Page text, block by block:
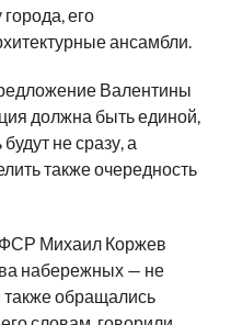
его
ансамбли.
Валентины
должна быть единой,
не сразу, а
также очередность
Михаил Коржев
набережных — не
также обращались